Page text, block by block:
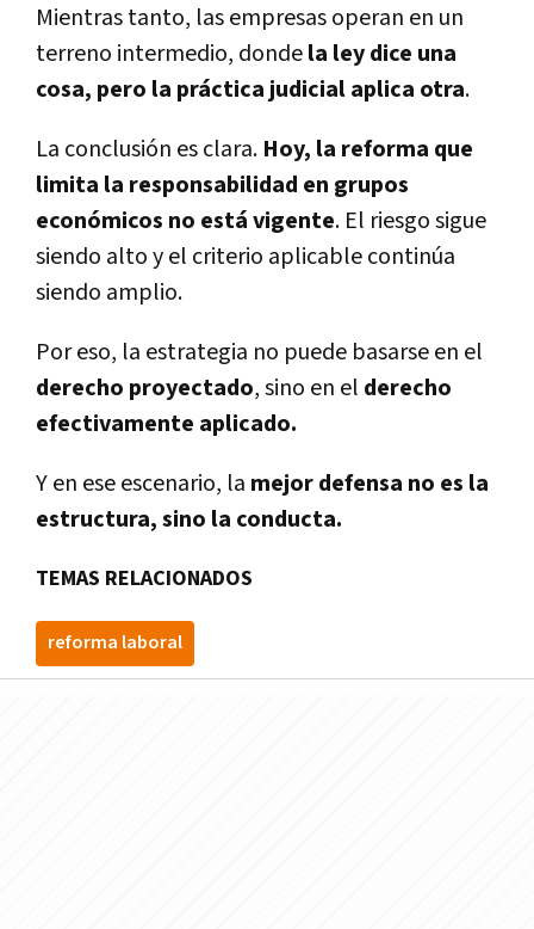
Mientras tanto, las empresas operan en un
terreno intermedio, dondela ley dice una
cosa, pero la práctica judicial aplica otra.
La conclusión es clara. Hoy, la reforma que
limita la responsabilidad en grupos
económicos no está vigente. El riesgo sigue
siendo alto y el criterio aplicable continúa
siendo amplio.
Por eso, la estrategia no puede basarse en el
derecho proyectado, sino en el derecho
efectivamente aplicado.
Y en ese escenario, la mejor defensa no es la
estructura, sino la conducta.
TEMAS RELACIONADOS
reforma laboral